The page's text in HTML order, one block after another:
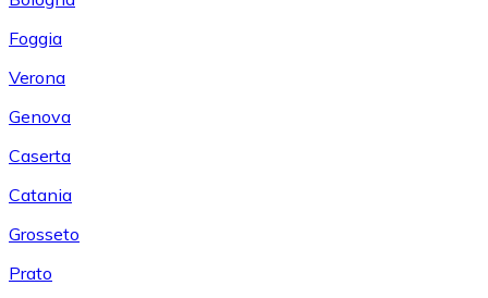
Foggia
Verona
Genova
Caserta
Catania
Grosseto
Prato